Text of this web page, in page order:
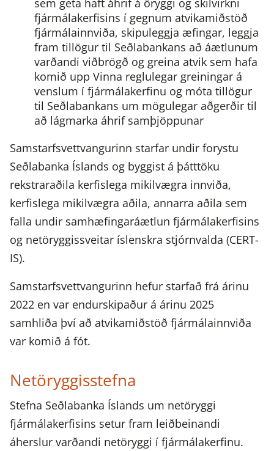
fjármálakerfisins í gegnum atvikamiðstöð
fjármálainnviða, skipuleggja æfingar, leggja
fram tillögur til Seðlabankans að áætlunum
varðandi viðbrögð og greina atvik sem hafa
komið upp Vinna reglulegar greiningar á
venslum í fjármálakerfinu og móta tillögur
til Seðlabankans um mögulegar aðgerðir til
að lágmarka áhrif samþjöppunar
Samstarfsvettvangurinn starfar undir forystu
Seðlabanka Íslands og byggist á þátttöku
rekstraraðila kerfislega mikilvægra innviða,
kerfislega mikilvægra aðila, annarra aðila sem
falla undir samhæfingaráætlun fjármálakerfisins
og netöryggissveitar íslenskra stjórnvalda (CERT-
IS).
Samstarfsvettvangurinn hefur starfað frá árinu
2022 en var endurskipaður á árinu 2025
samhliða því að atvikamiðstöð fjármálainnviða
var komið á fót.
Netöryggisstefna
Stefna Seðlabanka Íslands um netöryggi
fjármálakerfisins setur fram leiðbeinandi
áherslur varðandi netöryggi í fjármálakerfinu.